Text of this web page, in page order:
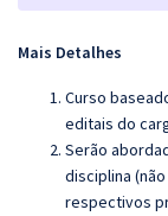
Mais Detalhes
Curso
editais do
Serão
disciplina
respectivos